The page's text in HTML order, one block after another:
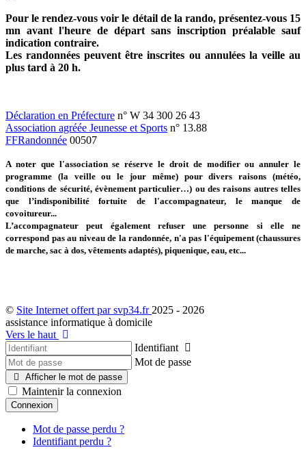
Pour le rendez-vous voir le détail de la rando, présentez-vous 15
mn avant l'heure de départ sans inscription préalable sauf
indication contraire.
Les randonnées peuvent être inscrites ou annulées la veille au
plus tard à 20 h.
Déclaration en Préfecture n° W 34 300 26 43
Association agréée Jeunesse et Sports n° 13.88
FFRandonnée 00507
A noter que l'association se réserve le droit de modifier ou annuler le
programme (la veille ou le jour même) pour divers raisons (météo,
conditions de sécurité, évènement particulier…) ou des raisons autres telles
que l’indisponibilité fortuite de l'accompagnateur, le manque de
covoitureur...
L’accompagnateur peut également refuser une personne si elle ne
correspond pas au niveau de la randonnée, n'a pas l'équipement (chaussures
de marche, sac à dos, vêtements adaptés), piquenique, eau, etc...
© Site Internet offert par svp34.fr 2025 - 2026
assistance informatique à domicile
Vers le haut
Identifiant
Mot de passe
Afficher le mot de passe
Maintenir la connexion
Connexion
Mot de passe perdu ?
Identifiant perdu ?